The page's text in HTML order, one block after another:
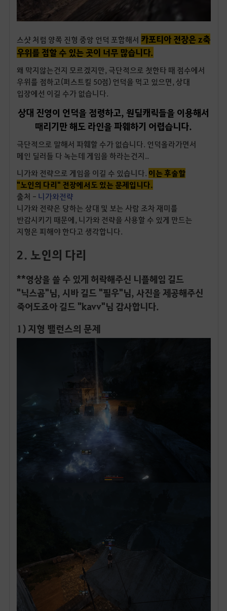
스샷 처럼 양쪽 진형 중앙 언덕 포함해서 카포티아 전장은 z축
우위를 점할 수 있는 곳이 너무 많습니다.
왜 막지않는건지 모르겠지만, 극단적으로 첫한타 때 점수에서
우위를 점하고(퍼스트킬 50점) 언덕을 먹고 있으면, 상대
입장에선 이길 수가 없습니다.
상대 진영이 언덕을 점령하고, 원딜캐릭들을 이용해서
때리기만 해도 라인을 파훼하기 어렵습니다.
극단적으로 말해서 파훼할 수가 없습니다. 언덕올라가면서
메인 딜러들 다 녹는데 게임을 하라는건지..
니가와 전략으로 게임을 이길 수 있습니다. 이는 후술할
"노인의 다리" 전장에서도 있는 문제입니다.
출처 - 니가와전략
니가와 전략은 당하는 상대 및 보는 사람 조차 재미를
반감시키기 때문에, 니가와 전략을 사용할 수 있게 만드는
지형은 피해야 한다고 생각합니다.
2. 노인의 다리
**영상을 쓸 수 있게 허락해주신 니플헤임 길드
"닉스곰"님, 시바 길드 "필우"님, 사진을 제공해주신
죽어도죠아 길드 "kavv"님 감사합니다.
1) 지형 밸런스의 문제